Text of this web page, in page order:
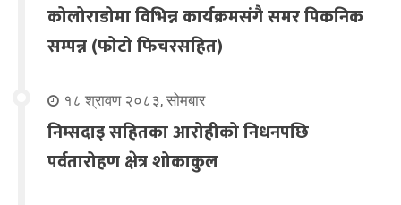
कोलोराडोमा विभिन्न कार्यक्रमसंगै समर पिकनिक
सम्पन्न (फोटो फिचरसहित)
१८ श्रावण २०८३, सोमबार
निम्सदाइ सहितका आरोहीको निधनपछि
पर्वतारोहण क्षेत्र शोकाकुल